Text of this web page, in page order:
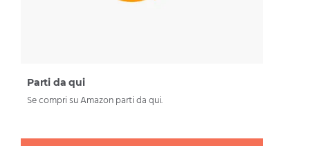
Parti da qui
Se compri su Amazon parti da qui.